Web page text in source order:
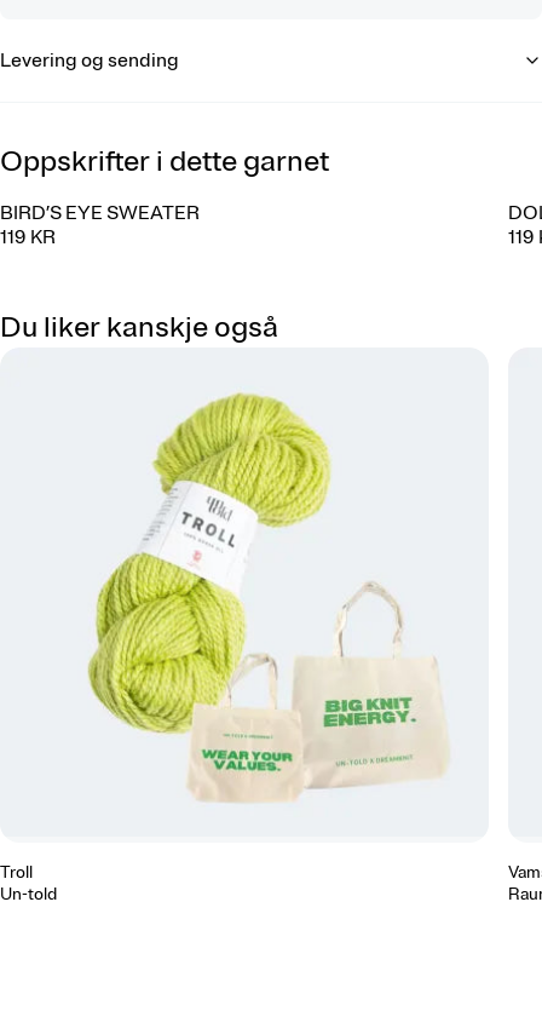
Levering og sending
Oppskrifter i dette garnet
BIRD’S EYE SWEATER
119 KR
119
Du liker kanskje også
Troll
Un-told